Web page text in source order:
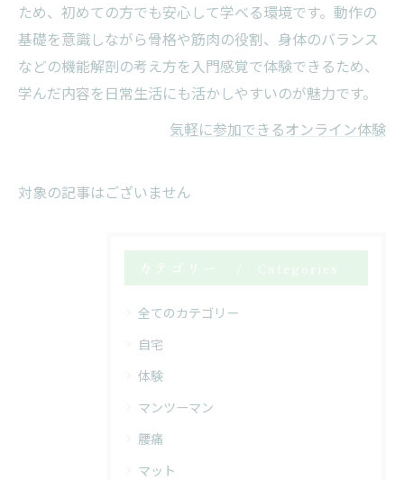
ため、初めての方でも安心して学べる環境です。動作の
基礎を意識しながら骨格や筋肉の役割、身体のバランス
などの機能解剖の考え方を入門感覚で体験できるため、
学んだ内容を日常生活にも活かしやすいのが魅力です。
気軽に参加できるオンライン体験
対象の記事はございません
カテゴリー Categories
全てのカテゴリー
自宅
体験
マンツーマン
腰痛
マット